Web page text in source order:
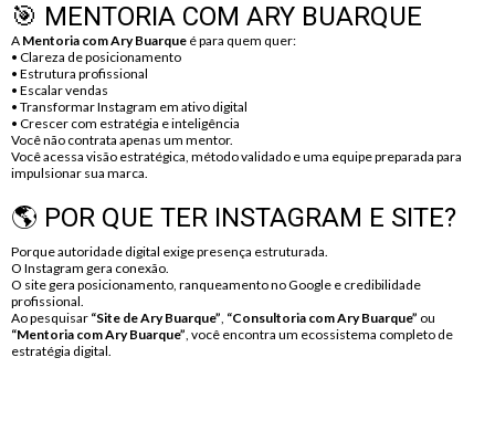
🎯 MENTORIA COM ARY BUARQUE
A Mentoria com Ary Buarque é para quem quer:
• Clareza de posicionamento
• Estrutura profissional
• Escalar vendas
• Transformar Instagram em ativo digital
• Crescer com estratégia e inteligência
Você não contrata apenas um mentor.
Você acessa visão estratégica, método validado e uma equipe preparada para
impulsionar sua marca.
🌎 POR QUE TER INSTAGRAM E SITE?
Porque autoridade digital exige presença estruturada.
O Instagram gera conexão.
O site gera posicionamento, ranqueamento no Google e credibilidade
profissional.
Ao pesquisar “Site de Ary Buarque”, “Consultoria com Ary Buarque” ou
“Mentoria com Ary Buarque”, você encontra um ecossistema completo de
estratégia digital.